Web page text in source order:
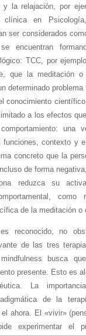
y la relajación, por
clínica en
ser considerados
encuentran
TCC, por
que la meditación
determinado
conocimiento
a los efectos
una
funciones, contexto y
concreto que la
de forma
reduzca su
como
de la meditación o
reconocido, no
de las tres
busca
presente. Esto es
La
de la
el ahora. El «vivir»
experimentar el